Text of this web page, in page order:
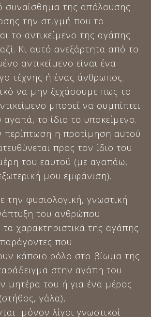
συναίσθημα της απόλαυσης
την στιγμή που το
το αντικείμενο της αγάπης
Κι αυτό ανεξάρτητα από το
αντικείμενο είναι ένα
τέχνης ή ένας άνθρωπος.
να μην ξεχάσουμε πως το
μπορεί να συμπίπτει
το ίδιο το υποκείμενο.
περίπτωση η προτίμηση αυτού
προς τον ίδιο του
του εαυτού (με αγαπάω,
μου εμφάνιση).
την φυσιολογική, γνωστική
του ανθρώπου
χαρακτηριστικά της αγάπης
που
κάποιο ρόλο στο βίωμα της
στην αγάπη του
μητέρα του ή για ένα μέρος
γάλα),
μόνον λίγοι γνωστικοί